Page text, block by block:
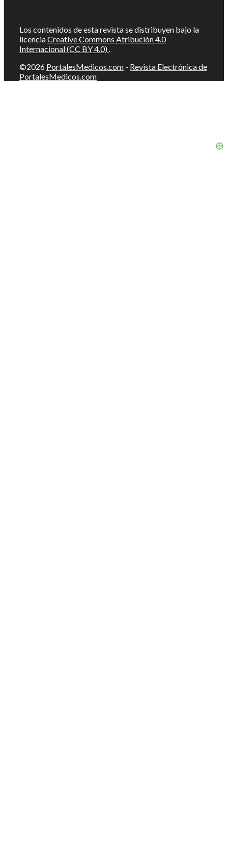
Los contenidos de esta revista se distribuyen bajo la
licenciaCreative Commons Atribución 4.0
Internacional (CC BY 4.0) .
©2026 PortalesMedicos.com - Revista Electrónica de
PortalesMedicos.com